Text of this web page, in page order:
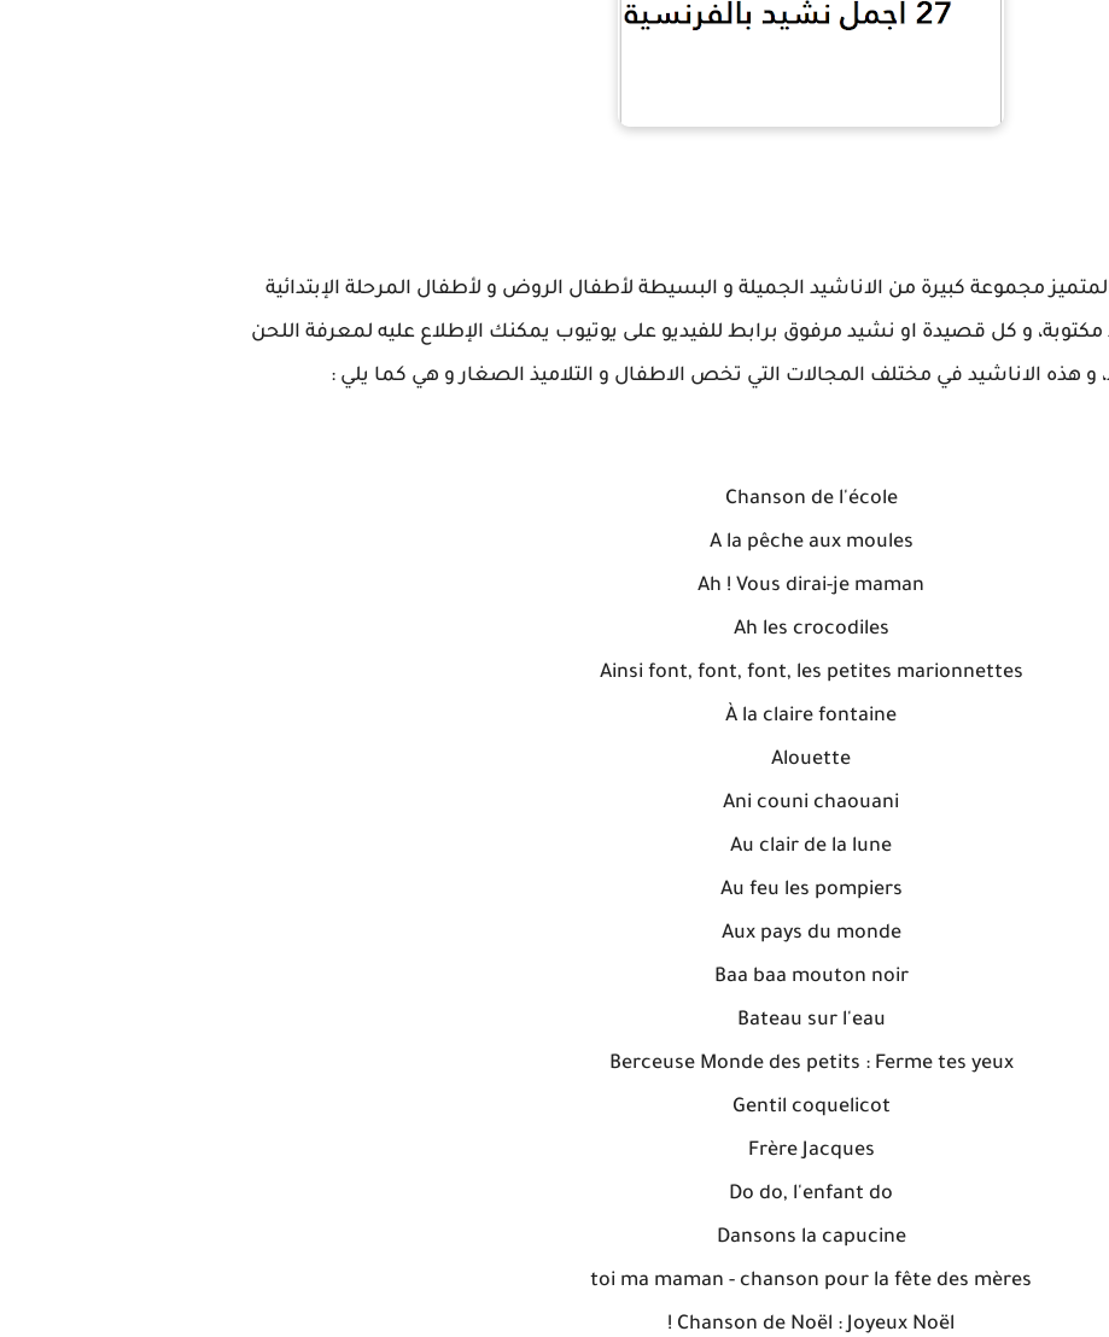
مجموعة كبيرة من الاناشيد الجميلة و البسيطة لأطفال الروض و لأطفال المرحلة الإبتدائية
مكتوبة، و كل قصيدة او نشيد مرفوق برابط للفيديو على يوتيوب يمكنك الإطلاع عليه لمعرفة اللحن
و هذه الاناشيد في مختلف المجالات التي تخص الاطفال و التلاميذ الصغار و هي كما يلي :
Chanson de l'école
A la pêche aux moules
Ah ! Vous dirai-je maman
Ah les crocodiles
Ainsi font, font, font, les petites marionnettes
À la claire fontaine
Alouette
Ani couni chaouani
Au clair de la lune
Au feu les pompiers
Aux pays du monde
Baa baa mouton noir
Bateau sur l'eau
Berceuse Monde des petits : Ferme tes yeux
Gentil coquelicot
Frère Jacques
Do do, l'enfant do
Dansons la capucine
toi ma maman - chanson pour la fête des mères
Chanson de Noël : Joyeux Noël !